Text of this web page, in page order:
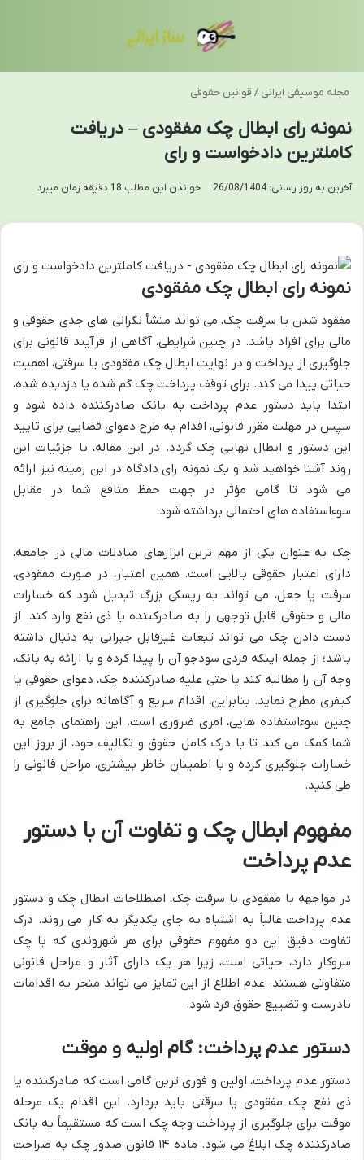
مجله موسیقی ایرانی / قوانین حقوقی
نمونه رای ابطال چک مفقودی – دریافت
کاملترین دادخواست و رای
آخرین به روز رسانی: 26/08/1404 خواندن این مطلب 18 دقیقه زمان میبرد
نمونه رای ابطال چک مفقودی
مفقود شدن یا سرقت چک، می تواند منشأ نگرانی های جدی حقوقی و
مالی برای افراد باشد. در چنین شرایطی، آگاهی از فرآیند قانونی برای
جلوگیری از پرداخت و در نهایت ابطال چک مفقودی یا سرقتی، اهمیت
حیاتی پیدا می کند. برای توقف پرداخت چک گم شده یا دزدیده شده،
ابتدا باید دستور عدم پرداخت به بانک صادرکننده داده شود و
سپس در مهلت مقرر قانونی، اقدام به طرح دعوای قضایی برای تایید
این دستور و ابطال نهایی چک گردد. در این مقاله، با جزئیات این
روند آشنا خواهید شد و یک نمونه رای دادگاه در این زمینه نیز ارائه
می شود تا گامی مؤثر در جهت حفظ منافع شما در مقابل
سوءاستفاده های احتمالی برداشته شود.
چک به عنوان یکی از مهم ترین ابزارهای مبادلات مالی در جامعه،
دارای اعتبار حقوقی بالایی است. همین اعتبار، در صورت مفقودی،
سرقت یا جعل، می تواند به ریسکی بزرگ تبدیل شود که خسارات
مالی و حقوقی قابل توجهی را به صادرکننده یا ذی نفع وارد کند. از
دست دادن چک می تواند تبعات غیرقابل جبرانی به دنبال داشته
باشد؛ از جمله اینکه فردی سودجو آن را پیدا کرده و با ارائه به بانک،
وجه آن را مطالبه کند یا حتی علیه صادرکننده چک، دعوای حقوقی یا
کیفری مطرح نماید. بنابراین، اقدام سریع و آگاهانه برای جلوگیری از
چنین سوءاستفاده هایی، امری ضروری است. این راهنمای جامع به
شما کمک می کند تا با درک کامل حقوق و تکالیف خود، از بروز این
خسارات جلوگیری کرده و با اطمینان خاطر بیشتری، مراحل قانونی را
طی کنید.
مفهوم ابطال چک و تفاوت آن با دستور
عدم پرداخت
در مواجهه با مفقودی یا سرقت چک، اصطلاحات ابطال چک و دستور
عدم پرداخت غالباً به اشتباه به جای یکدیگر به کار می روند. درک
تفاوت دقیق این دو مفهوم حقوقی برای هر شهروندی که با چک
سروکار دارد، حیاتی است، زیرا هر یک دارای آثار و مراحل قانونی
متفاوتی هستند. عدم اطلاع از این تمایز می تواند منجر به اقدامات
نادرست و تضییع حقوق فرد شود.
دستور عدم پرداخت: گام اولیه و موقت
دستور عدم پرداخت، اولین و فوری ترین گامی است که صادرکننده یا
ذی نفع چک مفقودی یا سرقتی باید بردارد. این اقدام یک مرحله
موقت برای جلوگیری از پرداخت وجه چک است که مستقیماً به بانک
صادرکننده چک ابلاغ می شود. ماده ۱۴ قانون صدور چک به صراحت